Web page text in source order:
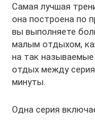
Самая лучшая
она построена по
вы выполняете
малым отдыхом,
на так
отдых между
минуты.
Одна серия